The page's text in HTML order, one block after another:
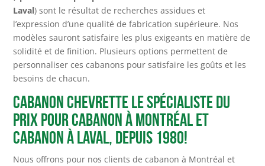
Laval) sont le résultat de recherches assidues et
l’expression d’une qualité de fabrication supérieure. Nos
modèles sauront satisfaire les plus exigeants en matière de
solidité et de finition. Plusieurs options permettent de
personnaliser ces cabanons pour satisfaire les goûts et les
besoins de chacun.
Cabanon Chevrette le spécialiste du
prix pour cabanon à Montréal et
cabanon à Laval, depuis 1980!
Nous offrons pour nos clients de cabanon à Montréal et